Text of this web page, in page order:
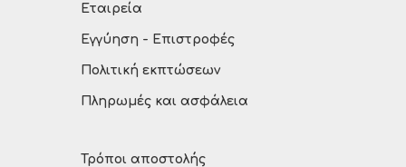
Εταιρεία
Εγγύηση - Επιστροφές
Πολιτική εκπτώσεων
Πληρωμές και ασφάλεια
Τρόποι αποστολής